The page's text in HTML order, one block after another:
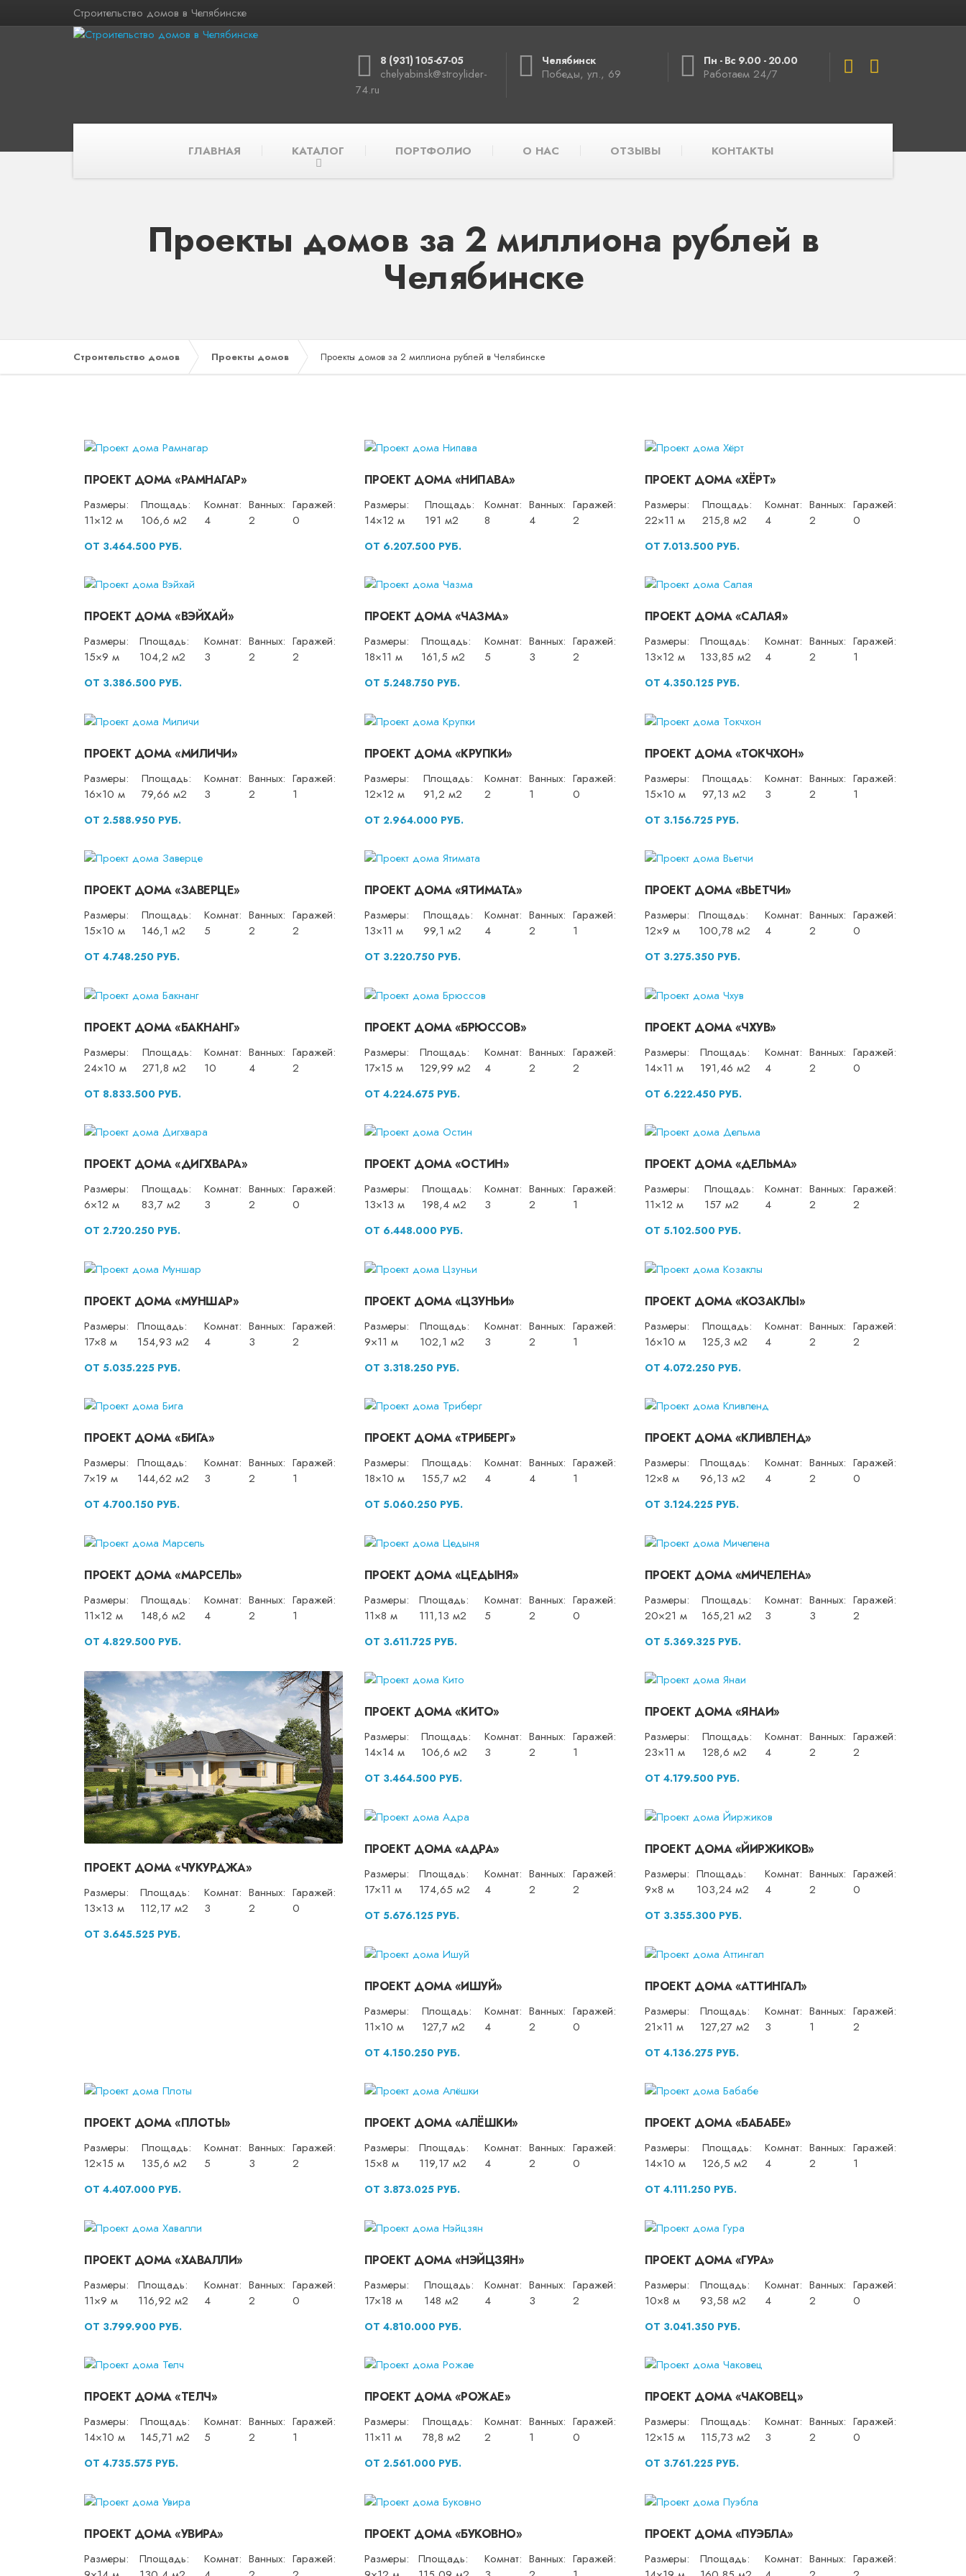
Строительство домов в Челябинске
8 (931) 105-67-05
chelyabinsk@stroylider-
74.ru
Челябинск
Победы, ул., 69
Пн - Вс 9.00 - 20.00
Работаем 24/7
ГЛАВНАЯ КАТАЛОГ ПОРТФОЛИО О НАС ОТЗЫВЫ КОНТАКТЫ
Проекты домов за 2 миллиона рублей в
Челябинске
Строительство домов Проекты домов Проекты домов за 2 миллиона рублей в Челябинске
ПРОЕКТ ДОМА «РАМНАГАР»
Размеры:
11×12 м
Площадь:
106,6 м2
Комнат:
4
Ванных:
2
Гаражей:
0
ОТ 3.464.500 РУБ.
ПРОЕКТ ДОМА «НИПАВА»
Размеры:
14×12 м
Площадь:
191 м2
Комнат:
8
Ванных:
4
Гаражей:
2
ОТ 6.207.500 РУБ.
ПРОЕКТ ДОМА «ХЁРТ»
Размеры:
22×11 м
Площадь:
215,8 м2
Комнат:
4
Ванных:
2
Гаражей:
0
ОТ 7.013.500 РУБ.
ПРОЕКТ ДОМА «ВЭЙХАЙ»
Размеры:
15×9 м
Площадь:
104,2 м2
Комнат:
3
Ванных:
2
Гаражей:
2
ОТ 3.386.500 РУБ.
ПРОЕКТ ДОМА «ЧАЗМА»
Размеры:
18×11 м
Площадь:
161,5 м2
Комнат:
5
Ванных:
3
Гаражей:
2
ОТ 5.248.750 РУБ.
ПРОЕКТ ДОМА «САЛАЯ»
Размеры:
13×12 м
Площадь:
133,85 м2
Комнат:
4
Ванных:
2
Гаражей:
1
ОТ 4.350.125 РУБ.
ПРОЕКТ ДОМА «МИЛИЧИ»
Размеры:
16×10 м
Площадь:
79,66 м2
Комнат:
3
Ванных:
2
Гаражей:
1
ОТ 2.588.950 РУБ.
ПРОЕКТ ДОМА «КРУПКИ»
Размеры:
12×12 м
Площадь:
91,2 м2
Комнат:
2
Ванных:
1
Гаражей:
0
ОТ 2.964.000 РУБ.
ПРОЕКТ ДОМА «ТОКЧХОН»
Размеры:
15×10 м
Площадь:
97,13 м2
Комнат:
3
Ванных:
2
Гаражей:
1
ОТ 3.156.725 РУБ.
ПРОЕКТ ДОМА «ЗАВЕРЦЕ»
Размеры:
15×10 м
Площадь:
146,1 м2
Комнат:
5
Ванных:
2
Гаражей:
2
ОТ 4.748.250 РУБ.
ПРОЕКТ ДОМА «ЯТИМАТА»
Размеры:
13×11 м
Площадь:
99,1 м2
Комнат:
4
Ванных:
2
Гаражей:
1
ОТ 3.220.750 РУБ.
ПРОЕКТ ДОМА «ВЬЕТЧИ»
Размеры:
12×9 м
Площадь:
100,78 м2
Комнат:
4
Ванных:
2
Гаражей:
0
ОТ 3.275.350 РУБ.
ПРОЕКТ ДОМА «БАКНАНГ»
Размеры:
24×10 м
Площадь:
271,8 м2
Комнат:
10
Ванных:
4
Гаражей:
2
ОТ 8.833.500 РУБ.
ПРОЕКТ ДОМА «БРЮССОВ»
Размеры:
17×15 м
Площадь:
129,99 м2
Комнат:
4
Ванных:
2
Гаражей:
2
ОТ 4.224.675 РУБ.
ПРОЕКТ ДОМА «ЧХУВ»
Размеры:
14×11 м
Площадь:
191,46 м2
Комнат:
4
Ванных:
2
Гаражей:
0
ОТ 6.222.450 РУБ.
ПРОЕКТ ДОМА «ДИГХВАРА»
Размеры:
6×12 м
Площадь:
83,7 м2
Комнат:
3
Ванных:
2
Гаражей:
0
ОТ 2.720.250 РУБ.
ПРОЕКТ ДОМА «ОСТИН»
Размеры:
13×13 м
Площадь:
198,4 м2
Комнат:
3
Ванных:
2
Гаражей:
1
ОТ 6.448.000 РУБ.
ПРОЕКТ ДОМА «ДЕЛЬМА»
Размеры:
11×12 м
Площадь:
157 м2
Комнат:
4
Ванных:
2
Гаражей:
2
ОТ 5.102.500 РУБ.
ПРОЕКТ ДОМА «МУНШАР»
Размеры:
17×8 м
Площадь:
154,93 м2
Комнат:
4
Ванных:
3
Гаражей:
2
ОТ 5.035.225 РУБ.
ПРОЕКТ ДОМА «ЦЗУНЬИ»
Размеры:
9×11 м
Площадь:
102,1 м2
Комнат:
3
Ванных:
2
Гаражей:
1
ОТ 3.318.250 РУБ.
ПРОЕКТ ДОМА «КОЗАКЛЫ»
Размеры:
16×10 м
Площадь:
125,3 м2
Комнат:
4
Ванных:
2
Гаражей:
2
ОТ 4.072.250 РУБ.
ПРОЕКТ ДОМА «БИГА»
Размеры:
7×19 м
Площадь:
144,62 м2
Комнат:
3
Ванных:
2
Гаражей:
1
ОТ 4.700.150 РУБ.
ПРОЕКТ ДОМА «ТРИБЕРГ»
Размеры:
18×10 м
Площадь:
155,7 м2
Комнат:
4
Ванных:
4
Гаражей:
1
ОТ 5.060.250 РУБ.
ПРОЕКТ ДОМА «КЛИВЛЕНД»
Размеры:
12×8 м
Площадь:
96,13 м2
Комнат:
4
Ванных:
2
Гаражей:
0
ОТ 3.124.225 РУБ.
ПРОЕКТ ДОМА «МАРСЕЛЬ»
Размеры:
11×12 м
Площадь:
148,6 м2
Комнат:
4
Ванных:
2
Гаражей:
1
ОТ 4.829.500 РУБ.
ПРОЕКТ ДОМА «ЦЕДЫНЯ»
Размеры:
11×8 м
Площадь:
111,13 м2
Комнат:
5
Ванных:
2
Гаражей:
0
ОТ 3.611.725 РУБ.
ПРОЕКТ ДОМА «МИЧЕЛЕНА»
Размеры:
20×21 м
Площадь:
165,21 м2
Комнат:
3
Ванных:
3
Гаражей:
2
ОТ 5.369.325 РУБ.
ПРОЕКТ ДОМА «ЧУКУРДЖА»
Размеры:
13×13 м
Площадь:
112,17 м2
Комнат:
3
Ванных:
2
Гаражей:
0
ОТ 3.645.525 РУБ.
ПРОЕКТ ДОМА «КИТО»
Размеры:
14×14 м
Площадь:
106,6 м2
Комнат:
3
Ванных:
2
Гаражей:
1
ОТ 3.464.500 РУБ.
ПРОЕКТ ДОМА «ЯНАИ»
Размеры:
23×11 м
Площадь:
128,6 м2
Комнат:
4
Ванных:
2
Гаражей:
2
ОТ 4.179.500 РУБ.
ПРОЕКТ ДОМА «АДРА»
Размеры:
17×11 м
Площадь:
174,65 м2
Комнат:
4
Ванных:
2
Гаражей:
2
ОТ 5.676.125 РУБ.
ПРОЕКТ ДОМА «ЙИРЖИКОВ»
Размеры:
9×8 м
Площадь:
103,24 м2
Комнат:
4
Ванных:
2
Гаражей:
0
ОТ 3.355.300 РУБ.
ПРОЕКТ ДОМА «ИШУЙ»
Размеры:
11×10 м
Площадь:
127,7 м2
Комнат:
4
Ванных:
2
Гаражей:
0
ОТ 4.150.250 РУБ.
ПРОЕКТ ДОМА «АТТИНГАЛ»
Размеры:
21×11 м
Площадь:
127,27 м2
Комнат:
3
Ванных:
1
Гаражей:
2
ОТ 4.136.275 РУБ.
ПРОЕКТ ДОМА «ПЛОТЫ»
Размеры:
12×15 м
Площадь:
135,6 м2
Комнат:
5
Ванных:
3
Гаражей:
2
ОТ 4.407.000 РУБ.
ПРОЕКТ ДОМА «АЛЁШКИ»
Размеры:
15×8 м
Площадь:
119,17 м2
Комнат:
4
Ванных:
2
Гаражей:
0
ОТ 3.873.025 РУБ.
ПРОЕКТ ДОМА «БАБАБЕ»
Размеры:
14×10 м
Площадь:
126,5 м2
Комнат:
4
Ванных:
2
Гаражей:
1
ОТ 4.111.250 РУБ.
ПРОЕКТ ДОМА «ХАВАЛЛИ»
Размеры:
11×9 м
Площадь:
116,92 м2
Комнат:
4
Ванных:
2
Гаражей:
0
ОТ 3.799.900 РУБ.
ПРОЕКТ ДОМА «НЭЙЦЗЯН»
Размеры:
17×18 м
Площадь:
148 м2
Комнат:
4
Ванных:
3
Гаражей:
2
ОТ 4.810.000 РУБ.
ПРОЕКТ ДОМА «ГУРА»
Размеры:
10×8 м
Площадь:
93,58 м2
Комнат:
4
Ванных:
2
Гаражей:
0
ОТ 3.041.350 РУБ.
ПРОЕКТ ДОМА «ТЕЛЧ»
Размеры:
14×10 м
Площадь:
145,71 м2
Комнат:
5
Ванных:
2
Гаражей:
1
ОТ 4.735.575 РУБ.
ПРОЕКТ ДОМА «РОЖАЕ»
Размеры:
11×11 м
Площадь:
78,8 м2
Комнат:
2
Ванных:
1
Гаражей:
0
ОТ 2.561.000 РУБ.
ПРОЕКТ ДОМА «ЧАКОВЕЦ»
Размеры:
12×15 м
Площадь:
115,73 м2
Комнат:
3
Ванных:
2
Гаражей:
0
ОТ 3.761.225 РУБ.
ПРОЕКТ ДОМА «УВИРА»
Размеры:
Площадь:
Комнат: Ванных: Гаражей:
ПРОЕКТ ДОМА «БУКОВНО»
Размеры:
Площадь:
Комнат: Ванных: Гаражей:
ПРОЕКТ ДОМА «ПУЭБЛА»
Размеры:
Площадь:
Комнат: Ванных: Гаражей: